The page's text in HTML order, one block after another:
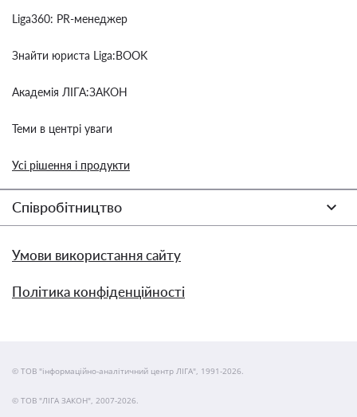
Liga360: PR-менеджер
Знайти юриста Liga:BOOK
Академія ЛІГА:ЗАКОН
Теми в центрі уваги
Усі рішення і продукти
Співробітництво
Умови використання сайту
Політика конфіденційності
© ТОВ "інформаційно-аналітичний центр ЛІГА", 1991-2026.
© ТОВ "ЛІГА ЗАКОН", 2007-2026.